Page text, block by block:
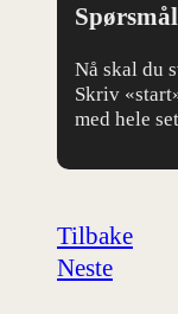
Nå skal du
Skriv
med hele
Tilbake
Neste